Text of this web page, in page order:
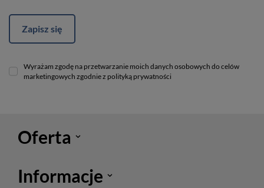
Zapisz się
Wyrażam zgodę na przetwarzanie moich danych osobowych do celów
marketingowych zgodnie z polityką prywatności
Oferta
Informacje